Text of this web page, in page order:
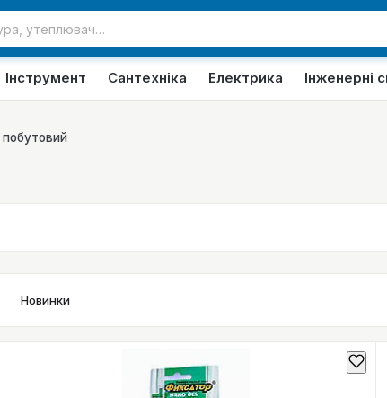
Інструмент Сантехніка Електрика Інженерні
Новинки